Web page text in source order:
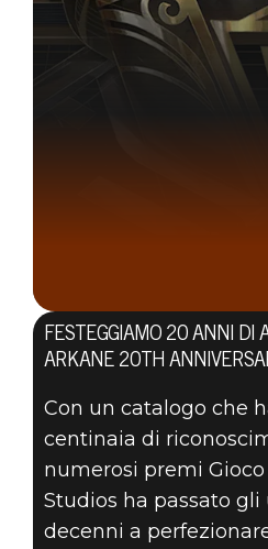
07 agosto 2020
FESTEGGIAMO 20 ANNI DI
ARKANE 20TH
Con un catalogo che
centinaia di
numerosi premi Gioco
Studios ha passato
decenni a